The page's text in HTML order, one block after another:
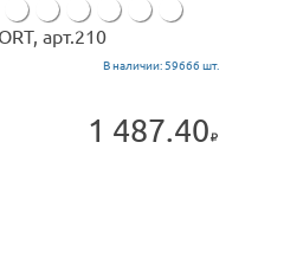
арт.210
В наличии: 59666 шт.
1 487.40